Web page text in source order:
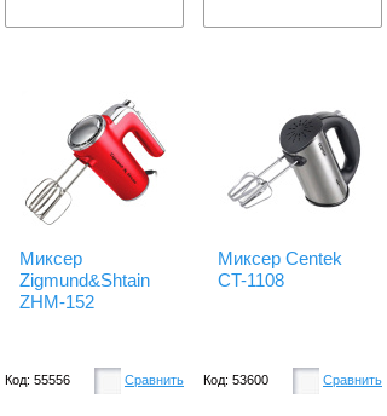
Миксер
Zigmund&Shtain
ZHM-152
Код: 55556 Сравнить
Миксер Centek
CT-1108
Код: 53600 Сравнить